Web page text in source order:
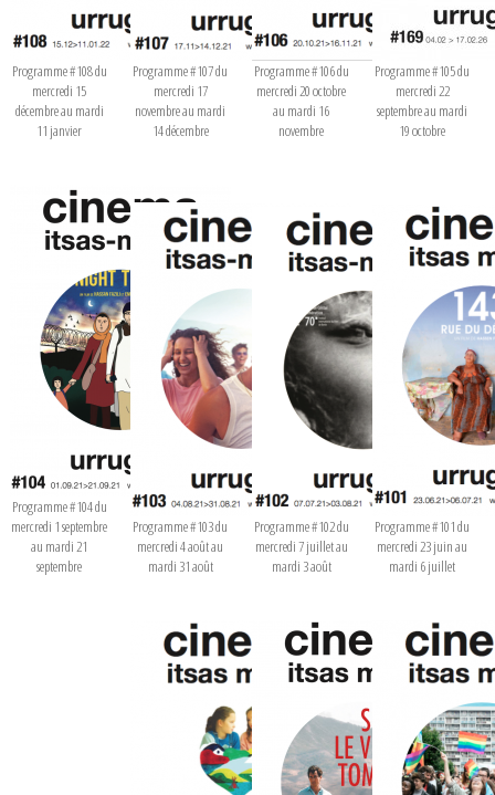
Programme #108 du
mercredi 15
décembre au mardi
11 janvier
Programme #107 du
mercredi 17
novembre au mardi
14 décembre
Programme #106 du
mercredi 20 octobre
au mardi 16
novembre
Programme #105 du
mercredi 22
septembre au mardi
19 octobre
Programme #104 du
mercredi 1 septembre
au mardi 21
septembre
Programme #103 du
mercredi 4 août au
mardi 31 août
Programme #102 du
mercredi 7 juillet au
mardi 3 août
Programme #101 du
mercredi 23 juin au
mardi 6 juillet